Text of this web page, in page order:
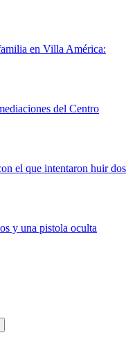
en Villa América:
del Centro
el que intentaron huir dos
y una pistola oculta